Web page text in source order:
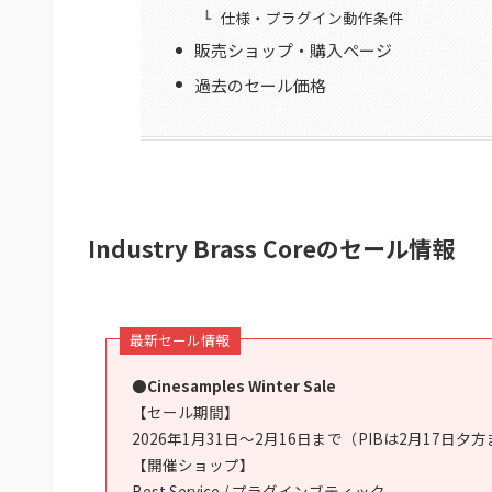
仕様・プラグイン動作条件
販売ショップ・購入ページ
過去のセール価格
Industry Brass Coreのセール情報
最新セール情報
●Cinesamples Winter Sale
【セール期間】
2026年1月31日～2月16日まで（PIBは2月17日夕方
【開催ショップ】